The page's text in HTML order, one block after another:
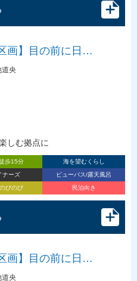
画】目の前に日…
道央
しむ拠点に
歩15分
海を望むくらし
ナーズ
ビューバス/露天風呂
びのび 民泊向き
画】目の前に日…
道央